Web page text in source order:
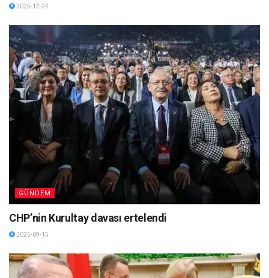
2025-12-24
GÜNDEM
CHP’nin Kurultay davası ertelendi
2025-09-15